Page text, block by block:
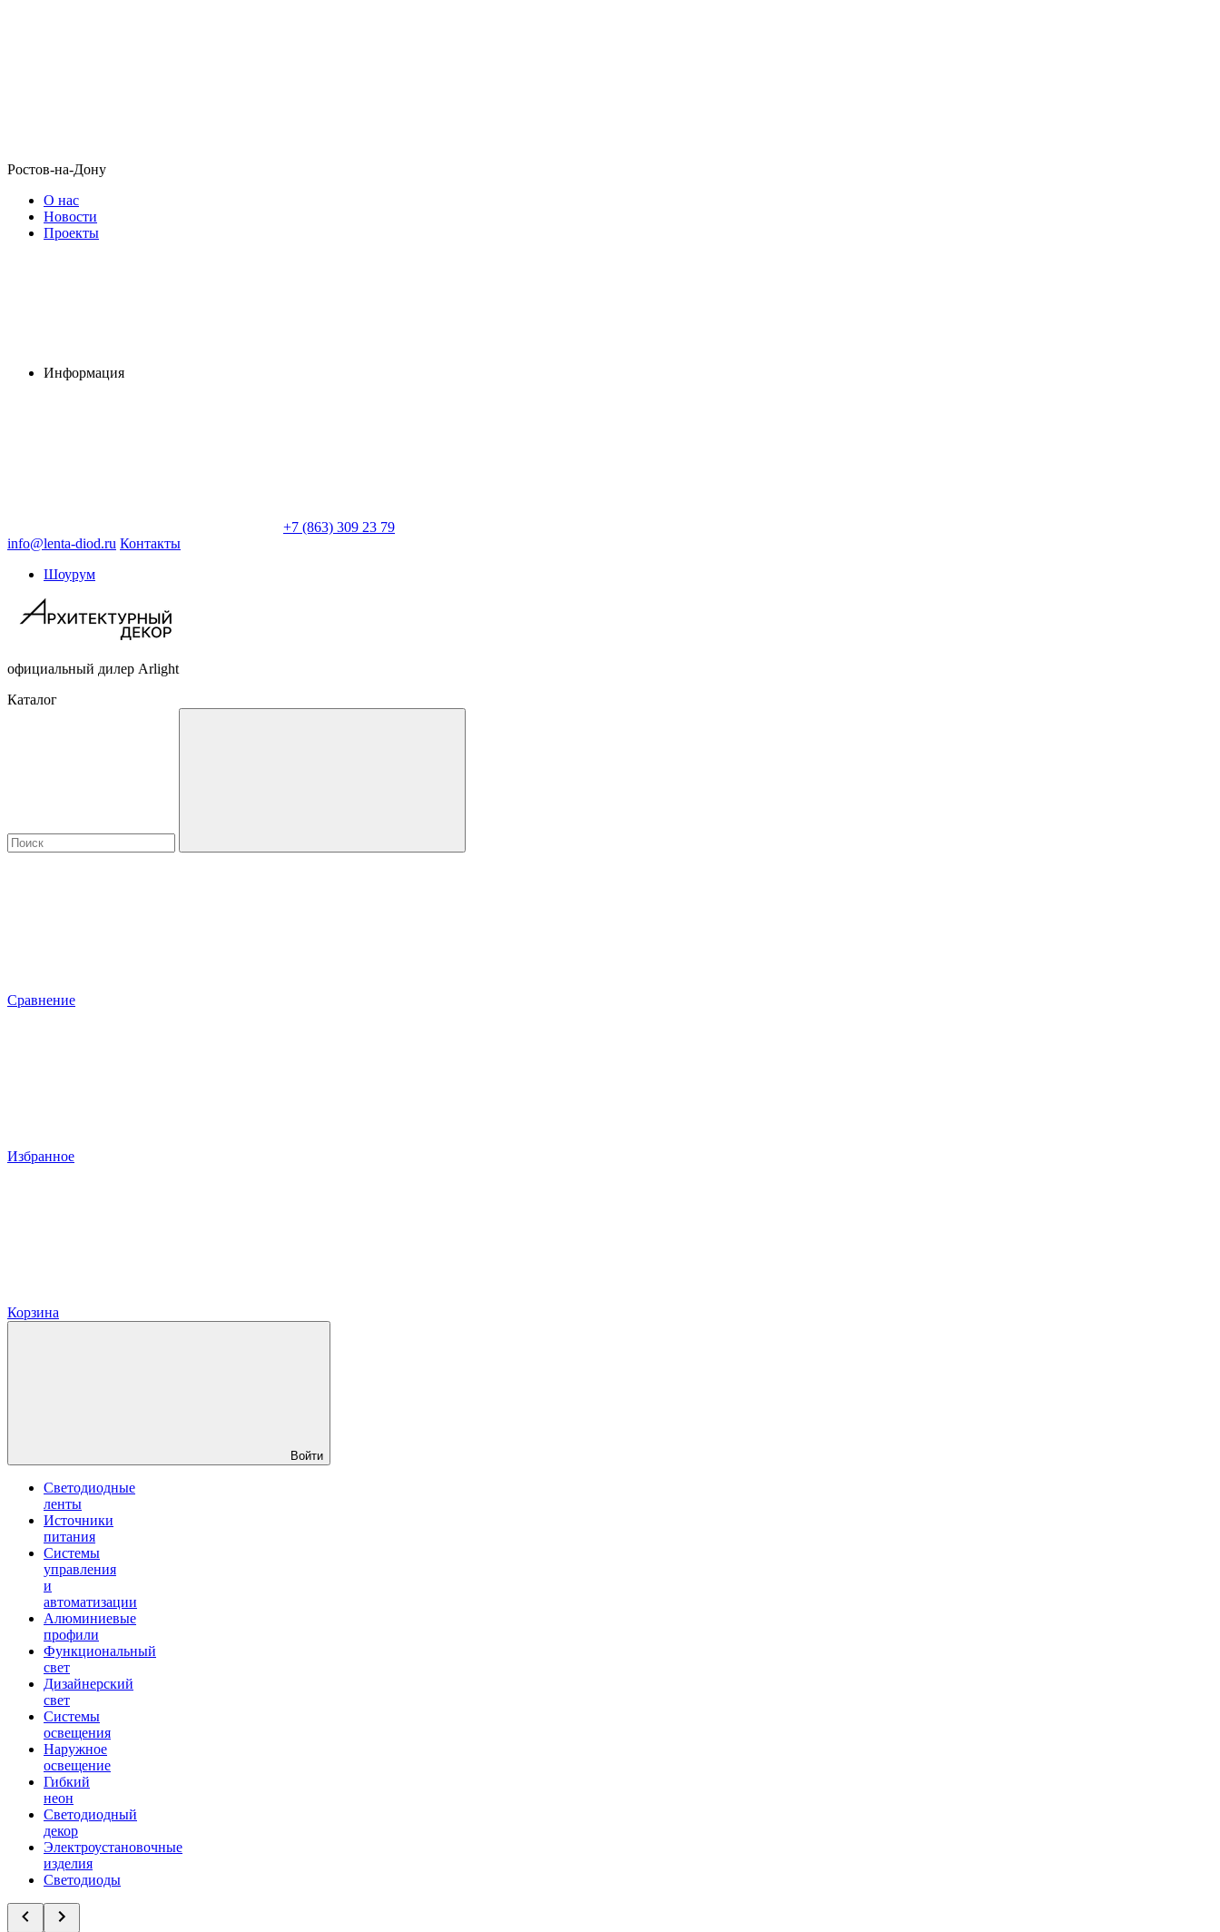
Ростов-на-Дону
О нас
Новости
Проекты
Информация
+7 (863) 309 23 79
info@lenta-diod.ru Контакты
Шоурум
официальный дилер Arlight
Каталог
Сравнение
Избранное
Корзина
Войти
Светодиодные
ленты
Источники
питания
Системы
управления
и
автоматизации
Алюминиевые
профили
Функциональный
свет
Дизайнерский
свет
Системы
освещения
Наружное
освещение
Гибкий
неон
Светодиодный
декор
Электроустановочные
изделия
Светодиоды